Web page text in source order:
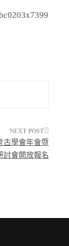
古學會年會暨
討會開放報名